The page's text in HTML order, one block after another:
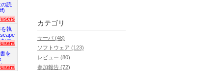
カテゴリ
サーバ (48)
ソフトウェア (123)
レビュー (80)
参加報告 (72)
の読
を執
むエ
を